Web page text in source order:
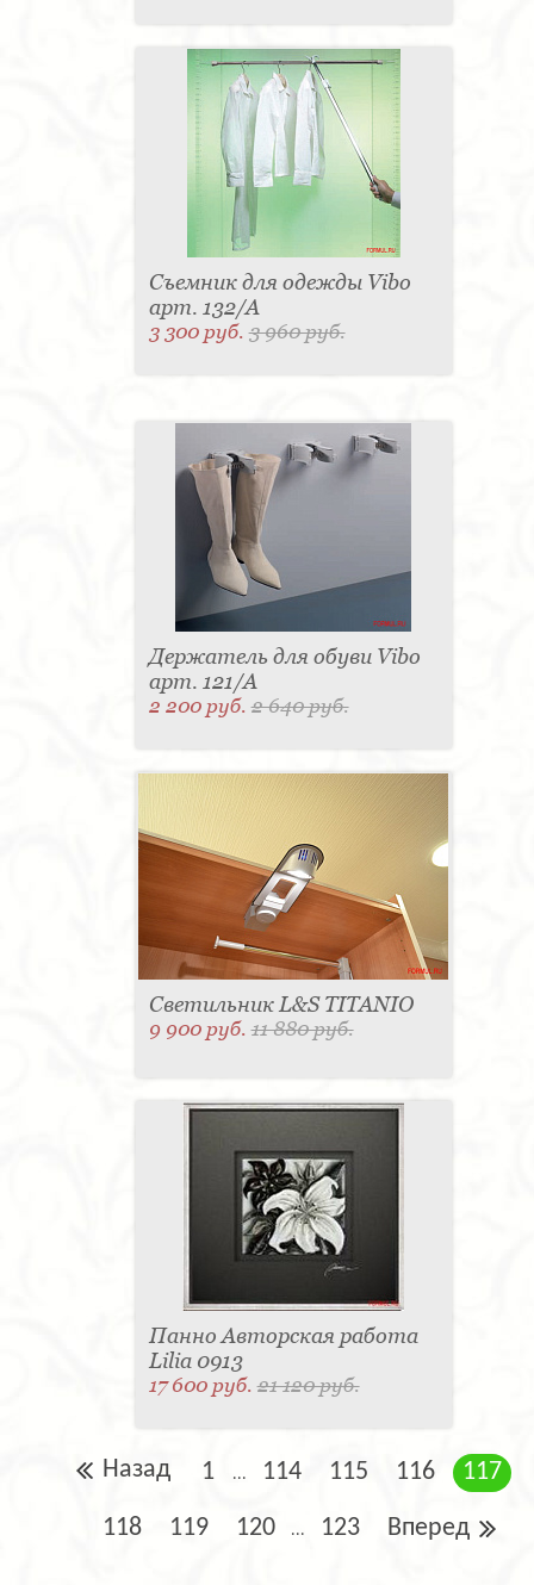
Съемник для одежды Vibo
арт. 132/A
3 300 руб.3 960 руб.
Держатель для обуви Vibo
арт. 121/А
2 200 руб.2 640 руб.
Светильник L&S TITANIO
9 900 руб.11 880 руб.
Панно Авторская работа
Lilia 0913
17 600 руб.21 120 руб.
Назад 1 ... 114 115 116 117
118 119 120 ... 123 Вперед